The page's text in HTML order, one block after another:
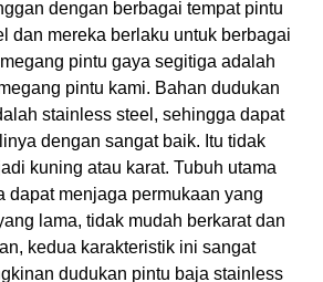
dengan berbagai tempat pintu
dan mereka berlaku untuk berbagai
pintu gaya segitiga adalah
pintu kami. Bahan dudukan
stainless steel, sehingga dapat
dengan sangat baik. Itu tidak
kuning atau karat. Tubuh utama
dapat menjaga permukaan yang
lama, tidak mudah berkarat dan
kedua karakteristik ini sangat
dudukan pintu baja stainless